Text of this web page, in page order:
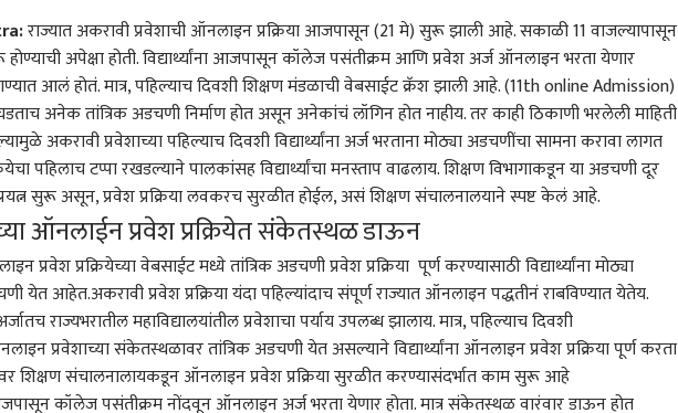
राज्यात अकरावी प्रवेशाची ऑनलाइन प्रक्रिया आजपासून (21 मे) सुरू झाली आहे. सकाळी 11 वाजल्यापासून
होण्याची अपेक्षा होती. विद्यार्थ्यांना आजपासून कॉलेज पसंतीक्रम आणि प्रवेश अर्ज ऑनलाइन भरता येणार
आलं होतं. मात्र, पहिल्याच दिवशी शिक्षण मंडळाची वेबसाईट क्रॅश झाली आहे. (11th online Admission)
अनेक तांत्रिक अडचणी निर्माण होत असून अनेकांचं लॉगिन होत नाहीय. तर काही ठिकाणी भरलेली माहिती
अकरावी प्रवेशाच्या पहिल्याच दिवशी विद्यार्थ्यांना अर्ज भरताना मोठ्या अडचणींचा सामना करावा लागत
पहिलाच टप्पा रखडल्याने पालकांसह विद्यार्थ्यांचा मनस्ताप वाढलाय. शिक्षण विभागाकडून या अडचणी दूर
सुरू असून, प्रवेश प्रक्रिया लवकरच सुरळीत होईल, असं शिक्षण संचालनालयाने स्पष्ट केलं आहे.
ऑनलाईन प्रवेश प्रक्रियेत संकेतस्थळ डाऊन
प्रवेश प्रक्रियेच्या वेबसाईट मध्ये तांत्रिक अडचणी प्रवेश प्रक्रिया पूर्ण करण्यासाठी विद्यार्थ्यांना मोठ्या
येत आहेत.अकरावी प्रवेश प्रक्रिया यंदा पहिल्यांदाच संपूर्ण राज्यात ऑनलाइन पद्धतीनं राबविण्यात येतेय.
राज्यभरातील महाविद्यालयांतील प्रवेशाचा पर्याय उपलब्ध झालाय. मात्र, पहिल्याच दिवशी
प्रवेशाच्या संकेतस्थळावर तांत्रिक अडचणी येत असल्याने विद्यार्थ्यांना ऑनलाइन प्रवेश प्रक्रिया पूर्ण करता
शिक्षण संचालनालायकडून ऑनलाइन प्रवेश प्रक्रिया सुरळीत करण्यासंदर्भात काम सुरू आहे
आजपासून कॉलेज पसंतीक्रम नोंदवून ऑनलाइन अर्ज भरता येणार होता. मात्र संकेतस्थळ वारंवार डाऊन होत